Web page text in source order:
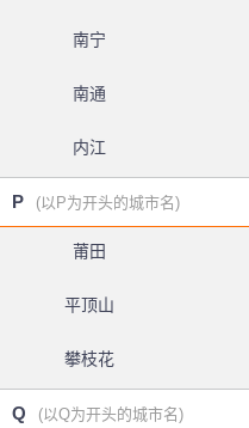
南宁
南通
内江
P (以P为开头的城市名)
莆田
平顶山
攀枝花
Q (以Q为开头的城市名)